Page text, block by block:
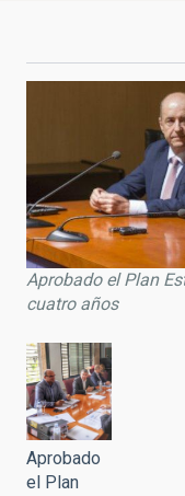
Aprobado el Plan
cuatro años
Aprobado
el Plan